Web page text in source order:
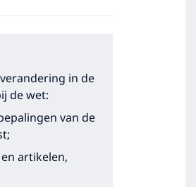
in de
de wet:
van de
artikelen,